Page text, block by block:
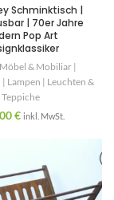
Schminktisch |
| 70er Jahre
Pop Art
& Mobiliar |
Lampen | Leuchten &
Teppiche
€ inkl. MwSt.